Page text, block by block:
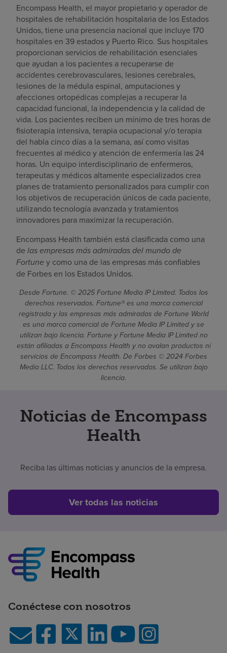
Encompass Health, el mayor propietario y operador de
hospitales de rehabilitación hospitalaria de los Estados
Unidos, tiene una presencia nacional que incluye 170
hospitales en 39 estados y Puerto Rico. Sus hospitales
proporcionan servicios de rehabilitación esenciales
que ayudan a los pacientes a recuperarse de
accidentes cerebrovasculares, lesiones cerebrales,
lesiones de la médula espinal, amputaciones y
afecciones ortopédicas complejas a recuperar la
capacidad funcional, la independencia y la calidad de
vida. Los pacientes reciben un mínimo de tres horas de
fisioterapia intensiva, terapia ocupacional y/o terapia
del habla cinco días a la semana, así como visitas
frecuentes al médico y atención de enfermería las 24
horas. Un equipo interdisciplinario de enfermeros,
terapeutas y médicos altamente especializados crea
planes de tratamiento personalizados para cumplir con
los objetivos de recuperación únicos de cada paciente,
utilizando tecnología avanzada y tratamientos
innovadores para maximizar la recuperación.
Encompass Health también está clasificada como una
de las empresas más admiradas del mundo de
Fortune y como una de las empresas más confiables
de Forbes en los Estados Unidos.
Desde Fortune. © 2025 Fortune Media IP Limited. Todos los
derechos reservados. Fortune® es una marca comercial
registrada y las empresas más admiradas de Fortune World
es una marca comercial de Fortune Media IP Limited y se
utilizan bajo licencia. Fortune y Fortune Media IP Limited no
están afiliadas a Encompass Health y no avalan productos ni
servicios de Encompass Health. De Forbes © 2024 Forbes
Media LLC. Todos los derechos reservados. Se utilizan bajo
licencia.
Noticias de Encompass
Health
Reciba las últimas noticias y anuncios de la empresa.
Ver todas las noticias
Conéctese con nosotros